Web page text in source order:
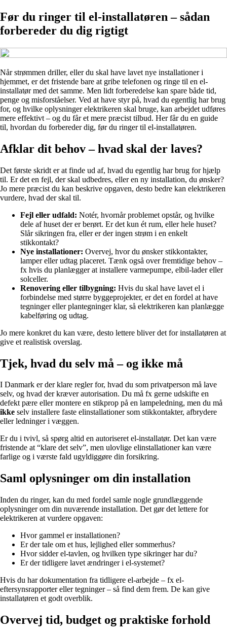
Før du ringer til el-installatøren – sådan
forbereder du dig rigtigt
Når strømmen driller, eller du skal have lavet nye installationer i
hjemmet, er det fristende bare at gribe telefonen og ringe til en el-
installatør med det samme. Men lidt forberedelse kan spare både tid,
penge og misforståelser. Ved at have styr på, hvad du egentlig har brug
for, og hvilke oplysninger elektrikeren skal bruge, kan arbejdet udføres
mere effektivt – og du får et mere præcist tilbud. Her får du en guide
til, hvordan du forbereder dig, før du ringer til el-installatøren.
Afklar dit behov – hvad skal der laves?
Det første skridt er at finde ud af, hvad du egentlig har brug for hjælp
til. Er det en fejl, der skal udbedres, eller en ny installation, du ønsker?
Jo mere præcist du kan beskrive opgaven, desto bedre kan elektrikeren
vurdere, hvad der skal til.
Fejl eller udfald: Notér, hvornår problemet opstår, og hvilke
dele af huset der er berørt. Er det kun ét rum, eller hele huset?
Slår sikringen fra, eller er der ingen strøm i en enkelt
stikkontakt?
Nye installationer: Overvej, hvor du ønsker stikkontakter,
lamper eller udtag placeret. Tænk også over fremtidige behov –
fx hvis du planlægger at installere varmepumpe, elbil-lader eller
solceller.
Renovering eller tilbygning: Hvis du skal have lavet el i
forbindelse med større byggeprojekter, er det en fordel at have
tegninger eller plantegninger klar, så elektrikeren kan planlægge
kabelføring og udtag.
Jo mere konkret du kan være, desto lettere bliver det for installatøren at
give et realistisk overslag.
Tjek, hvad du selv må – og ikke må
I Danmark er der klare regler for, hvad du som privatperson må lave
selv, og hvad der kræver autorisation. Du må fx gerne udskifte en
defekt pære eller montere en stikprop på en lampeledning, men du må
ikke selv installere faste elinstallationer som stikkontakter, afbrydere
eller ledninger i væggen.
Er du i tvivl, så spørg altid en autoriseret el-installatør. Det kan være
fristende at “klare det selv”, men ulovlige elinstallationer kan være
farlige og i værste fald ugyldiggøre din forsikring.
Saml oplysninger om din installation
Inden du ringer, kan du med fordel samle nogle grundlæggende
oplysninger om din nuværende installation. Det gør det lettere for
elektrikeren at vurdere opgaven:
Hvor gammel er installationen?
Er der tale om et hus, lejlighed eller sommerhus?
Hvor sidder el-tavlen, og hvilken type sikringer har du?
Er der tidligere lavet ændringer i el-systemet?
Hvis du har dokumentation fra tidligere el-arbejde – fx el-
eftersynsrapporter eller tegninger – så find dem frem. De kan give
installatøren et godt overblik.
Overvej tid, budget og praktiske forhold